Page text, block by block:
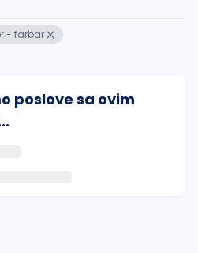
- farbar
poslove sa ovim